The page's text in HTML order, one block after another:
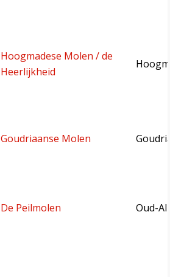
Hoogmadese Molen / de
Heerlijkheid
Goudriaanse Molen
De Peilmolen Oud-